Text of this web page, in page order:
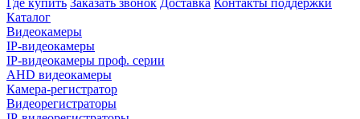
Где купить Заказать звонок Доставка Контакты поддержки
Каталог
Видеокамеры
IP-видеокамеры
IP-видеокамеры проф. серии
AHD видеокамеры
Камера-регистратор
Видеорегистраторы